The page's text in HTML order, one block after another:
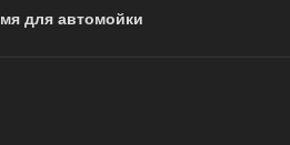
для автомойки